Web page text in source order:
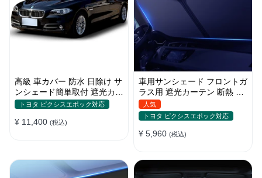
高級 車カバー 防水 日除け サ
ンシェード簡単取付 遮光カー
テン 日焼け対策 断熱 汎用
トヨタ ピクシスエポック対応
¥ 11,400 (税込)
車用サンシェード フロントガ
ラス用 遮光カーテン 断熱 日
焼け 汎用 UVカット 取付簡単
収納便利
人気
トヨタ ピクシスエポック対応
¥ 5,960 (税込)